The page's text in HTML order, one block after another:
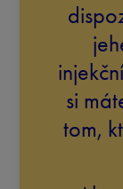
si
tom,